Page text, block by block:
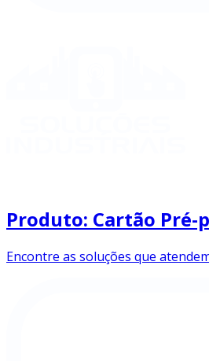
Produto: Cartão Pré-
Encontre as soluções que